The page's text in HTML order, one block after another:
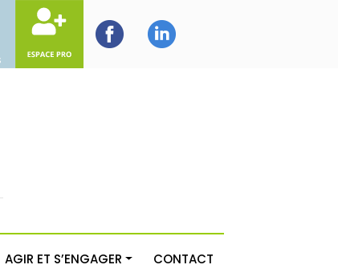
AGIR ET S’ENGAGER CONTACT